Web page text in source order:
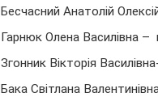
Бесчасний Анатолій
Гарнюк Олена Василівна –
Згонник Вікторія
Бака Світлана